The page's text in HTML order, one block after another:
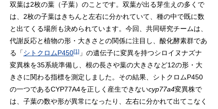
双葉は2枚の葉（子葉）のことです。双葉が出る芽生えの多くで
は、2枚の子葉はきちんと左右に分かれていて、種の中で既に数
と出てくる場所も決められています。今回、共同研究チームは、
代謝反応と植物の形・大きさとの関係に注目し、酸化酵素群であ
る「シトクロムP450[1] 」の遺伝子に変異を持つシロイヌナズナ
変異株を35系統準備し、根の長さや葉の大きさなど12の形・大
きさに関わる指標を測定しました。その結果、シトクロムP450
の一つであるCYP77A4を正しく産生できないcyp77a4変異株で
は、子葉の数や形が異常になったり、左右に分かれて出てこなく